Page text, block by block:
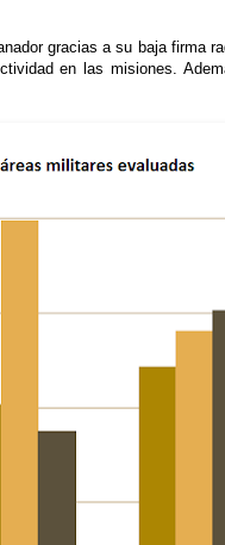
gracias a su baja firma
en las misiones.